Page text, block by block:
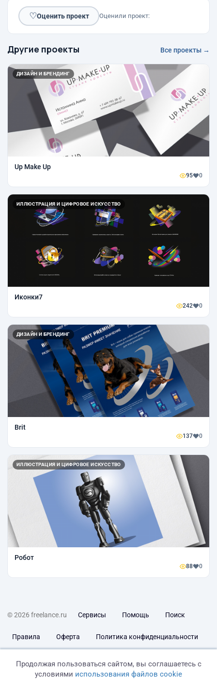
♡Оценить проект Оценили проект:
Другие проекты Все проекты →
ДИЗАЙН И БРЕНДИНГ
Up Make Up
95 0
ИЛЛЮСТРАЦИЯ И ЦИФРОВОЕ ИСКУССТВО
Иконки7
242 0
ДИЗАЙН И БРЕНДИНГ
Brit
137 0
ИЛЛЮСТРАЦИЯ И ЦИФРОВОЕ ИСКУССТВО
Робот
88 0
© 2026 freelance.ru Сервисы Помощь Поиск
Правила Оферта Политика конфиденциальности
Продолжая пользоваться сайтом, вы соглашаетесь с
условиями использования файлов cookie